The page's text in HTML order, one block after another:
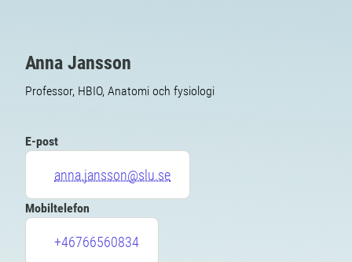
Anna Jansson
Professor, HBIO, Anatomi och fysiologi
E-post
anna.jansson@slu.se
Mobiltelefon
+46766560834